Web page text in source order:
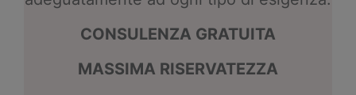
CONSULENZA GRATUITA
MASSIMA RISERVATEZZA